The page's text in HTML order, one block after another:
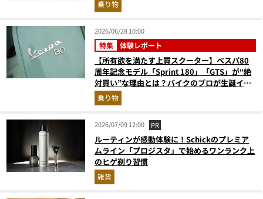
乗り物
2026/06/28 10:00
特集 体験レポート
【所有欲を満たす上質スクーター】ベスパ80
周年記念モデル「Sprint 180」「GTS」が“絶
対買い”な理由とは？バイクのプロが生誕イベ
ントから実車レビュー！
乗り物
2026/07/09 12:00 PR
ルーティンが感動体験に！Schickのプレミア
ムライン「プロジスタ」で始めるワンランク上
のヒゲ剃り習慣
雑貨